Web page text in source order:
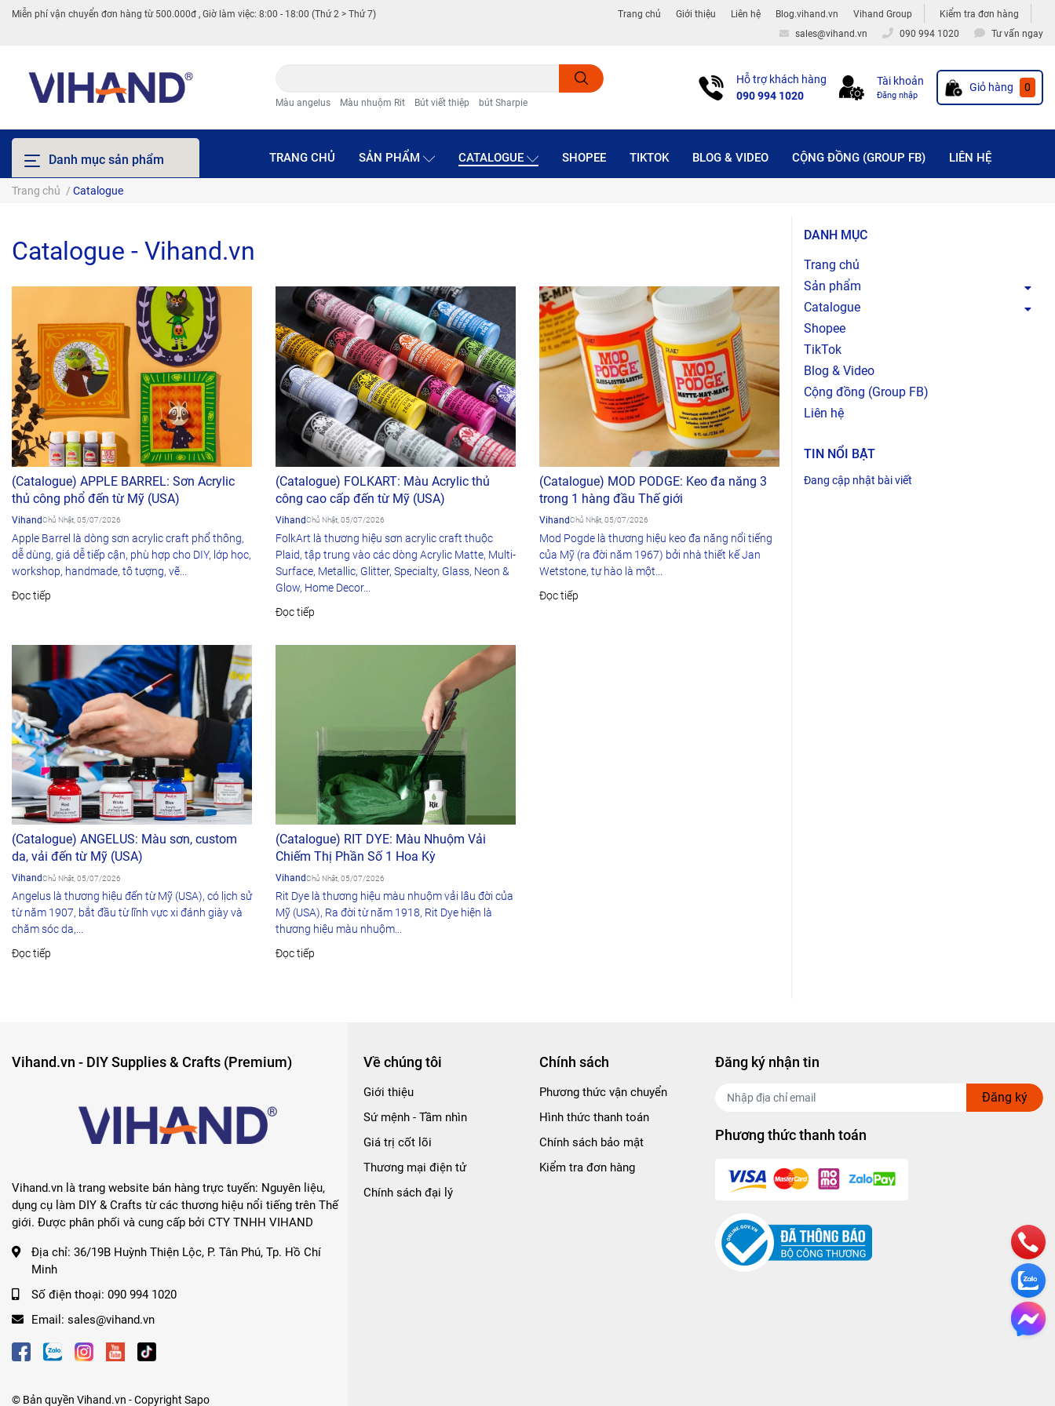
Miễn phí vận chuyển đơn hàng từ 500.000đ , Giờ làm việc: 8:00 - 18:00 (Thứ 2 > Thứ 7) Trang chủ Giới thiệu Liên hệ Blog.vihand.vn Vihand Group
Kiểm tra đơn hàng
sales@vihand.vn
090 994 1020 Tư vấn ngay
Màu angelus Màu nhuộm Rit Bút viết thiệp bút Sharpie
Hỗ trợ khách hàng
090 994 1020
Tài khoản
Đăng nhập
Giỏ hàng 0
Danh mục sản phẩm TRANG CHỦ SẢN PHẨM CATALOGUE SHOPEE TIKTOK BLOG & VIDEO CỘNG ĐỒNG (GROUP FB) LIÊN HỆ
Trang chủ / Catalogue
Catalogue - Vihand.vn
(Catalogue) APPLE BARREL: Sơn Acrylic
thủ công phổ đến từ Mỹ (USA)
VihandChủ Nhật, 05/07/2026
Apple Barrel là dòng sơn acrylic craft phổ thông,
dễ dùng, giá dễ tiếp cận, phù hợp cho DIY, lớp học,
workshop, handmade, tô tượng, vẽ...
Đọc tiếp
(Catalogue) FOLKART: Màu Acrylic thủ
công cao cấp đến từ Mỹ (USA)
VihandChủ Nhật, 05/07/2026
FolkArt là thương hiệu sơn acrylic craft thuộc
Plaid, tập trung vào các dòng Acrylic Matte, Multi-
Surface, Metallic, Glitter, Specialty, Glass, Neon &
Glow, Home Decor...
Đọc tiếp
(Catalogue) MOD PODGE: Keo đa năng 3
trong 1 hàng đầu Thế giới
VihandChủ Nhật, 05/07/2026
Mod Pogde là thương hiệu keo đa năng nổi tiếng
của Mỹ (ra đời năm 1967) bởi nhà thiết kế Jan
Wetstone, tự hào là một...
Đọc tiếp
(Catalogue) ANGELUS: Màu sơn, custom
da, vải đến từ Mỹ (USA)
VihandChủ Nhật, 05/07/2026
Angelus là thương hiệu đến từ Mỹ (USA), có lịch sử
từ năm 1907, bắt đầu từ lĩnh vực xi đánh giày và
chăm sóc da,...
Đọc tiếp
(Catalogue) RIT DYE: Màu Nhuộm Vải
Chiếm Thị Phần Số 1 Hoa Kỳ
VihandChủ Nhật, 05/07/2026
Rit Dye là thương hiệu màu nhuộm vải lâu đời của
Mỹ (USA), Ra đời từ năm 1918, Rit Dye hiện là
thương hiệu màu nhuộm...
Đọc tiếp
DANH MỤC
Trang chủ
Sản phẩm
Catalogue
Shopee
TikTok
Blog & Video
Cộng đồng (Group FB)
Liên hệ
TIN NỔI BẬT
Đang cập nhật bài viết
Vihand.vn - DIY Supplies & Crafts (Premium)
Vihand.vn là trang website bán hàng trực tuyến: Nguyên liệu,
dụng cụ làm DIY & Crafts từ các thương hiệu nổi tiếng trên Thế
giới. Được phân phối và cung cấp bởi CTY TNHH VIHAND
Địa chỉ: 36/19B Huỳnh Thiện Lộc, P. Tân Phú, Tp. Hồ Chí
Minh
Số điện thoại: 090 994 1020
Email: sales@vihand.vn
Về chúng tôi
Giới thiệu
Sứ mệnh - Tầm nhìn
Giá trị cốt lõi
Thương mại điện tử
Chính sách đại lý
Chính sách
Phương thức vận chuyển
Hình thức thanh toán
Chính sách bảo mật
Kiểm tra đơn hàng
Đăng ký nhận tin
Đăng ký
Phương thức thanh toán
© Bản quyền Vihand.vn - Copyright Sapo